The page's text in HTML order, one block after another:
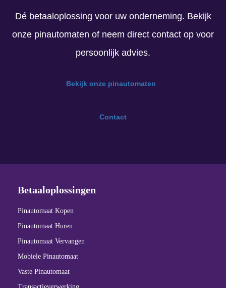
Dé betaaloplossing voor uw onderneming. Bekijk
onze pinautomaten of neem direct contact op voor
persoonlijk advies.
Bekijk onze pinautomaten
Contact
Betaaloplossingen
Pinautomaat Kopen
Pinautomaat Huren
Pinautomaat Vervangen
Mobiele Pinautomaat
Vaste Pinautomaat